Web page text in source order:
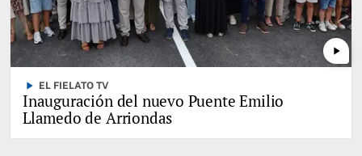
play_arrow
play_arrow EL FIELATO TV
Inauguración del nuevo Puente Emilio
Llamedo de Arriondas